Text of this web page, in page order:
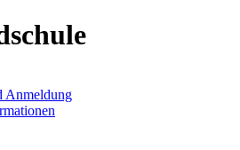
Anmeldung